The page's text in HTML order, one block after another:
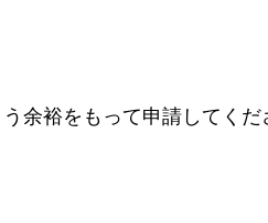
余裕をもって申請してくだ